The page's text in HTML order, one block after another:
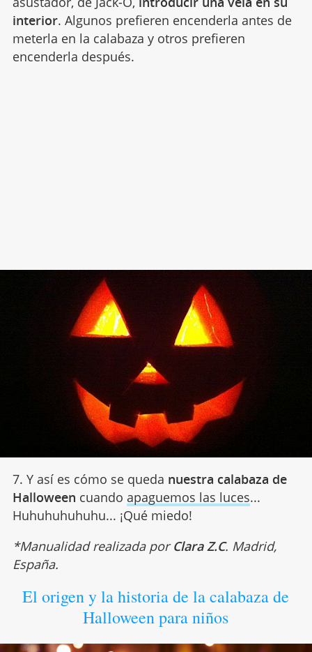
interior. Algunos prefieren encenderla antes de
meterla en la calabaza y otros prefieren
encenderla después.
7. Y así es cómo se queda nuestra calabaza de
Halloween cuando apaguemos las luces...
Huhuhuhuhuhu... ¡Qué miedo!
*Manualidad realizada porClara Z.C. Madrid,
España.
El origen y la historia de la calabaza de
Halloween para niños